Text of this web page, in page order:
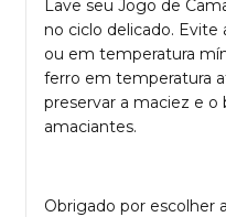
Lave seu Jogo de
no ciclo delicado. Evite
ou em temperatura
ferro em temperatura
preservar a maciez e o
amaciantes.
Obrigado por escolher